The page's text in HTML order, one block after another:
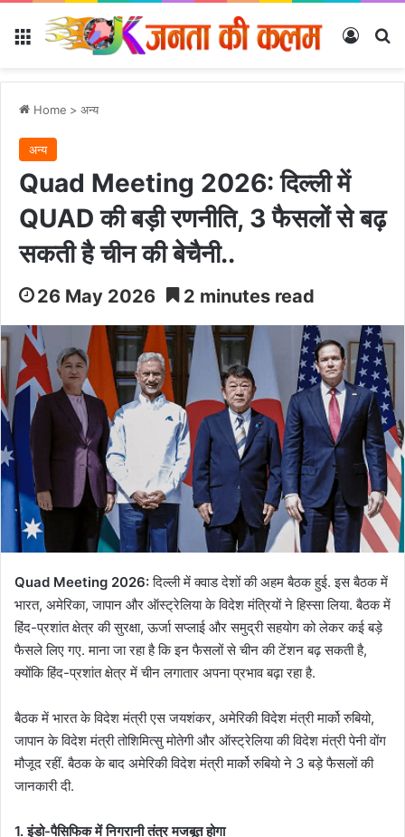
Menu Log In
Home > अन्‍य
अन्‍य
Quad Meeting 2026: दिल्ली में
QUAD की बड़ी रणनीति, 3 फैसलों से बढ़
सकती है चीन की बेचैनी..
26 May 2026 2 minutes read
Quad Meeting 2026:दिल्ली में क्वाड देशों की अहम बैठक हुई. इस बैठक में
भारत, अमेरिका, जापान और ऑस्ट्रेलिया के विदेश मंत्रियों ने हिस्सा लिया. बैठक में
हिंद-प्रशांत क्षेत्र की सुरक्षा, ऊर्जा सप्लाई और समुद्री सहयोग को लेकर कई बड़े
फैसले लिए गए. माना जा रहा है कि इन फैसलों से चीन की टेंशन बढ़ सकती है,
क्योंकि हिंद-प्रशांत क्षेत्र में चीन लगातार अपना प्रभाव बढ़ा रहा है.
बैठक में भारत के विदेश मंत्री एस जयशंकर, अमेरिकी विदेश मंत्री मार्को रुबियो,
जापान के विदेश मंत्री तोशिमित्सु मोतेगी और ऑस्ट्रेलिया की विदेश मंत्री पेनी वोंग
मौजूद रहीं. बैठक के बाद अमेरिकी विदेश मंत्री मार्को रुबियो ने 3 बड़े फैसलों की
जानकारी दी.
1. इंडो-पैसिफिक में निगरानी तंत्र मजबूत होगा